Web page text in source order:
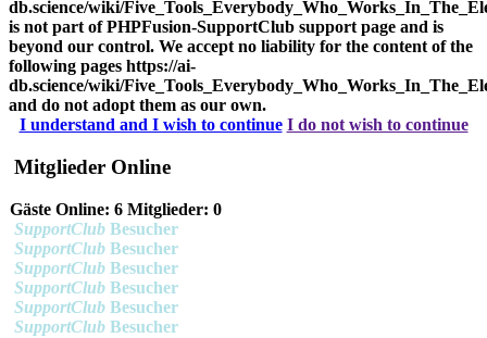
db.science/wiki/
is not part of PHPFusion-SupportClub support page and is
beyond our control. We accept no liability for the content of the
following pages https://ai-
db.science/wiki/
and do not adopt them as our own.
I understand and I wish to continue I do not wish to continue
Mitglieder Online
Gäste Online: 6 Mitglieder: 0
SupportClub Besucher
SupportClub Besucher
SupportClub Besucher
SupportClub Besucher
SupportClub Besucher
SupportClub Besucher